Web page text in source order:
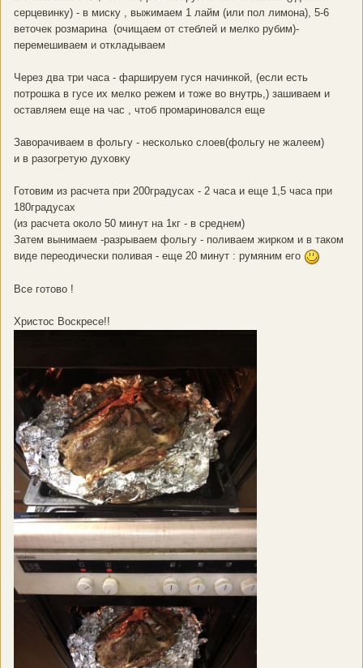
серцевинку) - в миску , выжимаем 1 лайм (или пол лимона), 5-6
веточек розмарина (очищаем от стеблей и мелко рубим)-
перемешиваем и откладываем
Через два три часа - фаршируем гуся начинкой, (если есть
потрошка в гусе их мелко режем и тоже во внутрь,) зашиваем и
оставляем еще на час , чтоб промариновался еще
Заворачиваем в фольгу - несколько слоев(фольгу не жалеем)
и в разогретую духовку
Готовим из расчета при 200градусах - 2 часа и еще 1,5 часа при
180градусах
(из расчета около 50 минут на 1кг - в среднем)
Затем вынимаем -разрываем фольгу - поливаем жирком и в таком
виде переодически поливая - еще 20 минут : румяним его
Все готово !
Христос Воскресе!!